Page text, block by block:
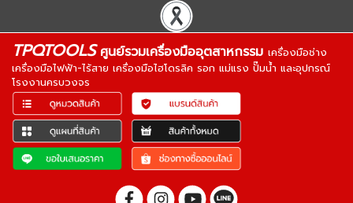
TPQTOOLSศูนย์รวมเครื่องมืออุตสาหกรรม เครื่องมือช่าง
เครื่องมือไฟฟ้า-ไร้สาย เครื่องมือไฮโดรลิค รอก แม่แรง ปั๊มน้ำ และอุปกรณ์
โรงงานครบวงจร